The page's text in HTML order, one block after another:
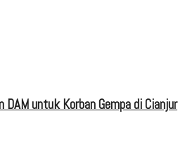
untuk Korban Gempa di Cianjur